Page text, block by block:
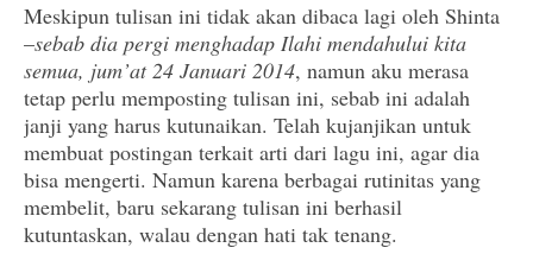
Meskipun tulisan ini tidak akan dibaca lagi oleh Shinta
–sebab dia pergi menghadap Ilahi mendahului kita
semua, jum’at 24 Januari 2014, namun aku merasa
tetap perlu memposting tulisan ini, sebab ini adalah
janji yang harus kutunaikan. Telah kujanjikan untuk
membuat postingan terkait arti dari lagu ini, agar dia
bisa mengerti. Namun karena berbagai rutinitas yang
membelit, baru sekarang tulisan ini berhasil
kutuntaskan, walau dengan hati tak tenang.